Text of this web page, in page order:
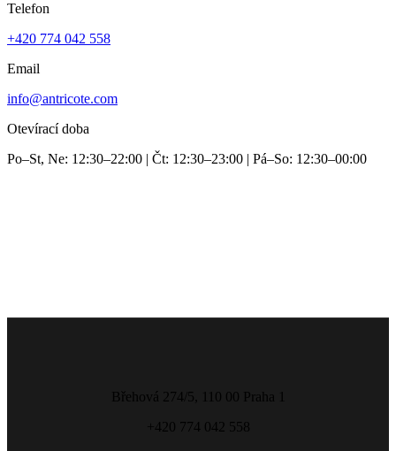
Telefon
+420 774 042 558
Email
info@antricote.com
Otevírací doba
Po–St, Ne: 12:30–22:00 | Čt: 12:30–23:00 | Pá–So: 12:30–00:00
Břehová 274/5, 110 00 Praha 1
+420 774 042 558